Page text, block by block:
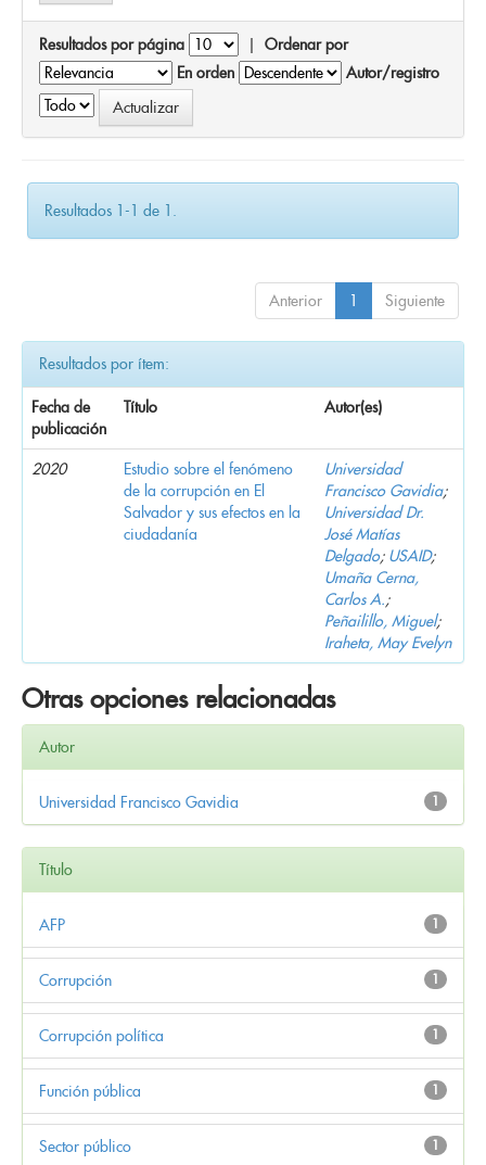
Resultados por página | Ordenar por
En orden
Autor/registro
Resultados 1-1 de 1.
Anterior 1 Siguiente
Resultados por ítem:
Fecha de
publicación
Título Autor(es)
2020
Estudio sobre el fenómeno
de la corrupción en El
Salvador y sus efectos en la
ciudadanía
Universidad
Francisco Gavidia;
Universidad Dr.
José Matías
Delgado; USAID;
Umaña Cerna,
Carlos A.;
Peñailillo, Miguel;
Iraheta, May Evelyn
Otras opciones relacionadas
Autor
1
Universidad Francisco Gavidia
Título
1
AFP
1
Corrupción
1
Corrupción política
1
Función pública
1
Sector público